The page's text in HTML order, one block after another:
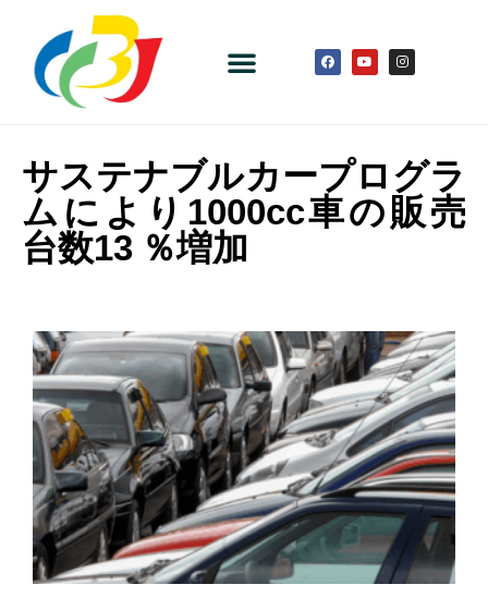
サステナブルカープログラ
ムにより1000cc車の販売
台数13 ％増加